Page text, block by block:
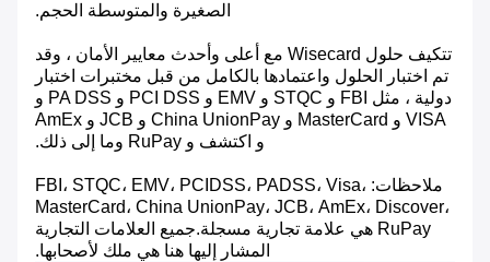
الصغيرة والمتوسطة الحجم.
تتكيف حلول Wisecard مع أعلى وأحدث معايير الأمان ، وقد
تم اختبار الحلول واعتمادها بالكامل من قبل مختبرات اختبار
دولية ، مثل FBI و STQC و EMV و PCI DSS و PA DSS و
VISA و MasterCard و China UnionPay و JCB و AmEx
و اكتشف و RuPay وما إلى ذلك.
ملاحظات: FBI، STQC، EMV، PCIDSS، PADSS، Visa،
MasterCard، China UnionPay، JCB، AmEx، Discover،
RuPay هي علامة تجارية مسجلة.جميع العلامات التجارية
المشار إليها هنا هي ملك لأصحابها.